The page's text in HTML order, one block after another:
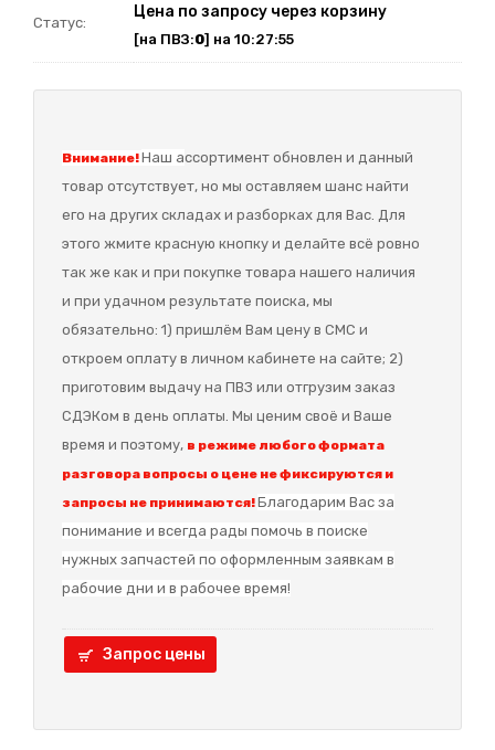
Статус:
Цена по запросу через корзину
[на ПВЗ:0] на 10:27:55
Внимание!Наш ассортимент обновлен и данный
товар отсутствует, но мы оставляем шанс найти
его на других складах и разборках для Вас. Для
этого жмите красную кнопку и делайте всё ровно
так же как и при покупке товара нашего наличия
и при удачном результате поиска, мы
обязательно: 1) пришлём Вам цену в СМС и
откроем оплату в личном кабинете на сайте; 2)
приготовим выдачу на ПВЗ или отгрузим заказ
СДЭКом в день оплаты. Мы ценим своё и Ваше
время и поэтому, в режиме любого формата
разговора вопросы о цене не фиксируются и
запросы не принимаются!Благодарим Вас за
понимание и всегда рады помочь в поиске
нужных запчастей по оформленным заявкам в
рабочие дни и в рабочее время!
Запрос цены